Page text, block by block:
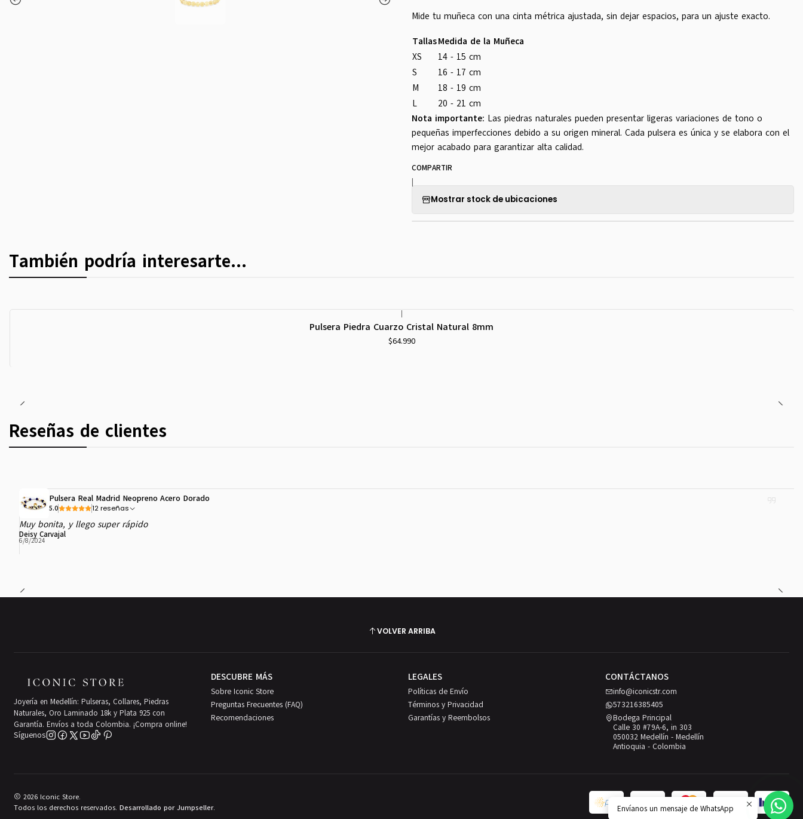
Mide tu muñeca con una cinta métrica ajustada, sin dejar espacios, para un ajuste exacto.
TallasMedida de la Muñeca
XS
14 - 15 cm
S
16 - 17 cm
M
18 - 19 cm
L
20 - 21 cm
Nota importante: Las piedras naturales pueden presentar ligeras variaciones de tono o
pequeñas imperfecciones debido a su origen mineral. Cada pulsera es única y se elabora con el
mejor acabado para garantizar alta calidad.
COMPARTIR
|
Mostrar stock de ubicaciones
También podría interesarte...
|
Pulsera Piedra Cuarzo Cristal Natural 8mm
$64.990
Reseñas de clientes
Pulsera Real Madrid Neopreno Acero Dorado
5.0 12 reseñas
Muy bonita, y llego super rápido
Deisy Carvajal
6/8/2024
VOLVER ARRIBA
Joyería en Medellín: Pulseras, Collares, Piedras
Naturales, Oro Laminado 18k y Plata 925 con
Garantía. Envíos a toda Colombia. ¡Compra online!
Síguenos
DESCUBRE MÁS
Sobre Iconic Store
Preguntas Frecuentes (FAQ)
Recomendaciones
LEGALES
Políticas de Envío
Términos y Privacidad
Garantías y Reembolsos
CONTÁCTANOS
info@iconicstr.com
573216385405
Bodega Principal
Calle 30 #79A-6, in 303
050032 Medellín - Medellín
Antioquia - Colombia
2026 Iconic Store.
Todos los derechos reservados.Desarrollado por Jumpseller. Envíanos un mensaje de WhatsApp